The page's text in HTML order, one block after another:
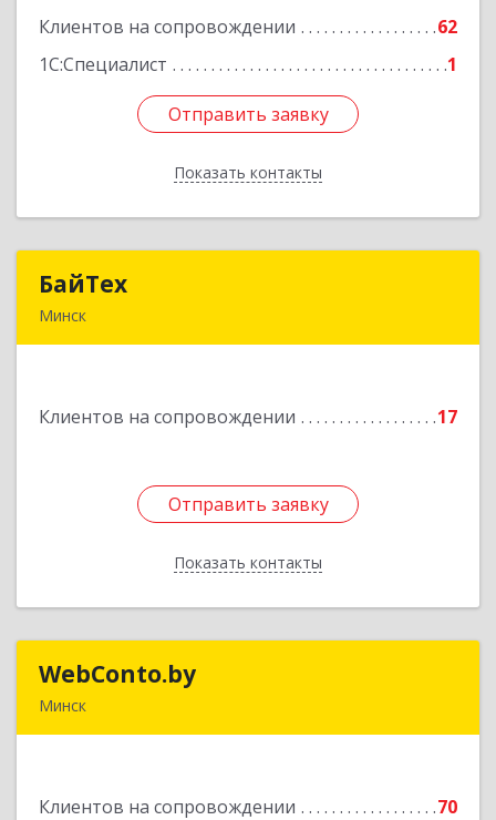
Клиентов на сопровождении
62
1С:Специалист
1
Отправить заявку
Показать контакты
Подробнее
Отправить заявку
Назад
БайТех
Минск
Клиентов на сопровождении 17
Отправить заявку
Показать контакты
Подробнее
Отправить заявку
Назад
WebConto.by
Минск
Клиентов на сопровождении
70